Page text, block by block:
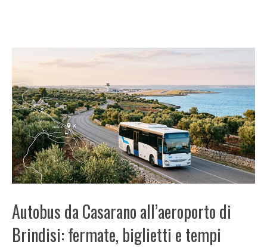
Autobus da Casarano all’aeroporto di
Brindisi: fermate, biglietti e tempi